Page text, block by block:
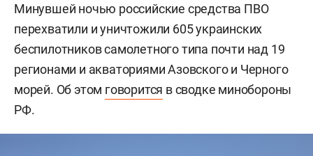
Минувшей ночью российские средства ПВО
перехватили и уничтожили 605 украинских
беспилотников самолетного типа почти над 19
регионами и акваториями Азовского и Черного
морей. Об этом говорится в сводке минобороны
РФ.